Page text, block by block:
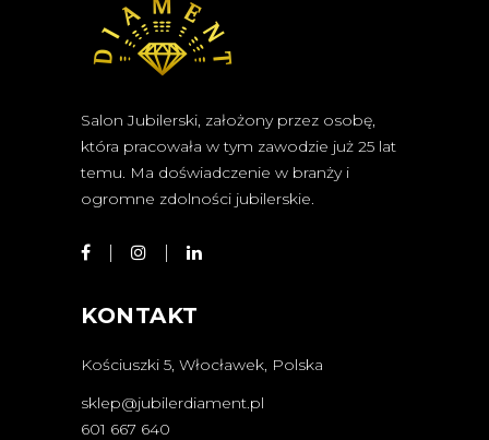
Salon Jubilerski, założony przez osobę,
która pracowała w tym zawodzie już 25 lat
temu. Ma doświadczenie w branży i
ogromne zdolności jubilerskie.
KONTAKT
Kościuszki 5, Włocławek, Polska
sklep@jubilerdiament.pl
601 667 640